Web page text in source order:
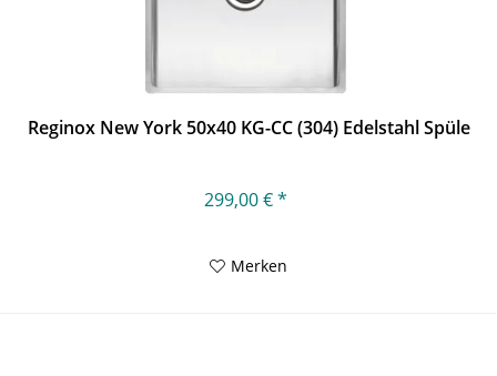
Reginox New York 50x40 KG-CC (304) Edelstahl Spüle
299,00 € *
Merken